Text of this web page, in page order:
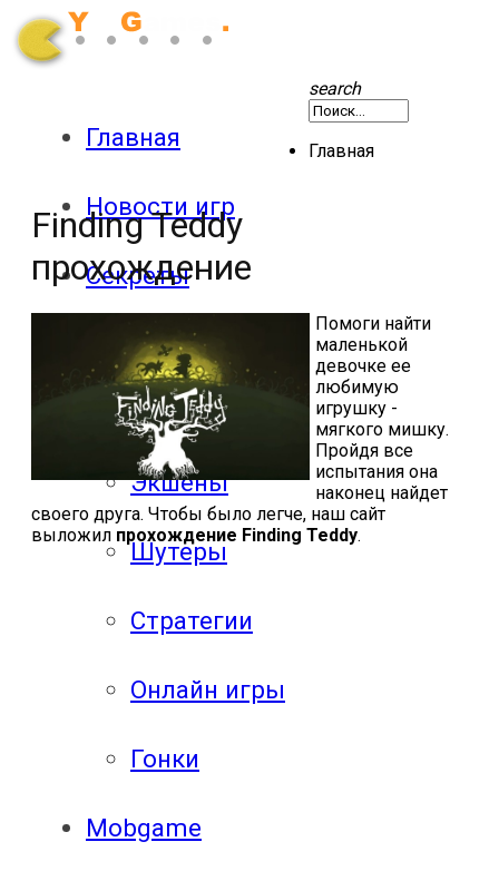
Главная
Новости игр
Секреты
Патчи
Обзоры
Экшены
Шутеры
Стратегии
Онлайн игры
Гонки
Mobgame
search
Главная
Finding Teddy
прохождение
Помоги найти
маленькой
девочке ее
любимую
игрушку -
мягкого мишку.
Пройдя все
испытания она
наконец найдет
своего друга. Чтобы было легче, наш сайт
выложил прохождение Finding Teddy.